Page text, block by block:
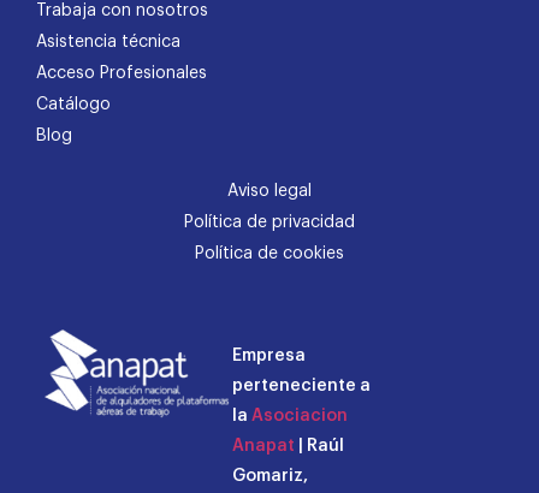
Trabaja con nosotros
Asistencia técnica
Acceso Profesionales
Catálogo
Blog
Aviso legal
Política de privacidad
Política de cookies
Empresa
perteneciente a
la Asociacion
Anapat | Raúl
Gomariz,